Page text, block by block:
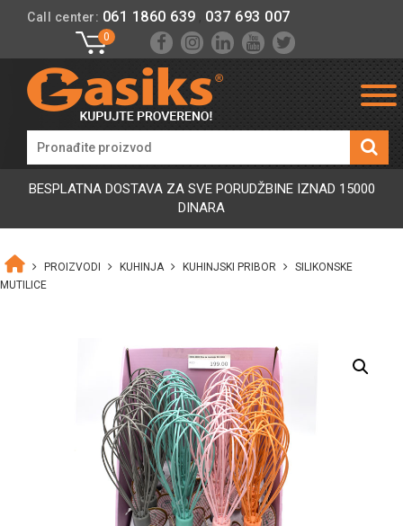
Call center: 061 1860 639 037 693 007
0
BESPLATNA DOSTAVA ZA SVE PORUDŽBINE IZNAD 15000
DINARA
PROIZVODI KUHINJA KUHINJSKI PRIBOR
SILIKONSKE
MUTILICE